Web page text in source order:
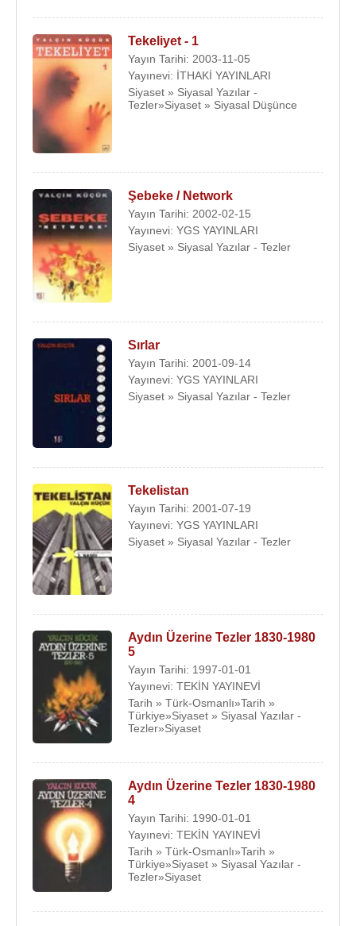
Tekeliyet - 1
Yayın Tarihi: 2003-11-05
Yayınevi: İTHAKİ YAYINLARI
Siyaset » Siyasal Yazılar -
Tezler»Siyaset » Siyasal Düşünce
Şebeke / Network
Yayın Tarihi: 2002-02-15
Yayınevi: YGS YAYINLARI
Siyaset » Siyasal Yazılar - Tezler
Sırlar
Yayın Tarihi: 2001-09-14
Yayınevi: YGS YAYINLARI
Siyaset » Siyasal Yazılar - Tezler
Tekelistan
Yayın Tarihi: 2001-07-19
Yayınevi: YGS YAYINLARI
Siyaset » Siyasal Yazılar - Tezler
Aydın Üzerine Tezler 1830-1980
5
Yayın Tarihi: 1997-01-01
Yayınevi: TEKİN YAYINEVİ
Tarih » Türk-Osmanlı»Tarih »
Türkiye»Siyaset » Siyasal Yazılar -
Tezler»Siyaset
Aydın Üzerine Tezler 1830-1980
4
Yayın Tarihi: 1990-01-01
Yayınevi: TEKİN YAYINEVİ
Tarih » Türk-Osmanlı»Tarih »
Türkiye»Siyaset » Siyasal Yazılar -
Tezler»Siyaset